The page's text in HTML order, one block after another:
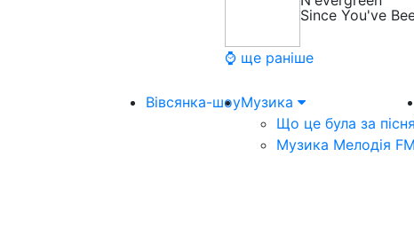
Since You've
⌚ ще раніше
Вівсянка-шоуМузика
Що це була за
Музика Мелодія FM